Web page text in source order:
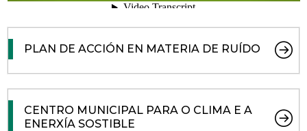
PLAN DE ACCIÓN EN MATERIA DE RUÍDO
CENTRO MUNICIPAL PARA O CLIMA E A
ENERXÍA SOSTIBLE